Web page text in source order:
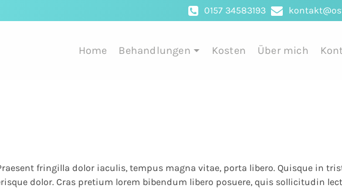
0157 34583193
Home Behandlungen Kosten Über mich
fringilla dolor iaculis, tempus magna vitae, porta libero. Quisque in
dolor. Cras pretium lorem bibendum libero posuere, quis sollicitudin